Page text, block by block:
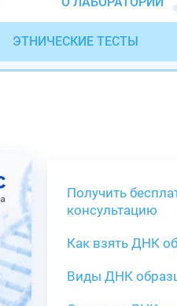
ЭТНИЧЕСКИЕ ТЕСТЫ
Получить
консультацию
Как взять ДНК
Виды ДНК